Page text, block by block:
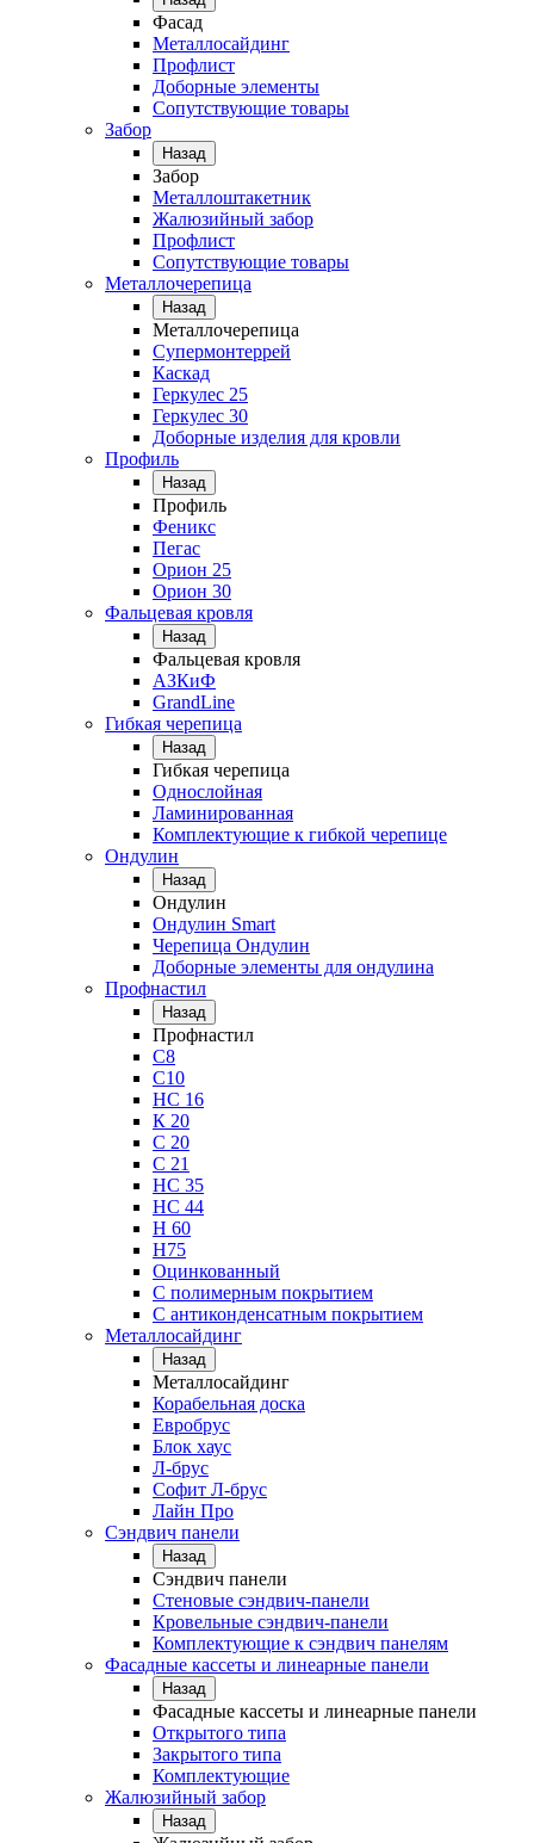
Фасад
Металлосайдинг
Профлист
Доборные элементы
Сопутствующие товары
Забор
Назад
Забор
Металлоштакетник
Жалюзийный забор
Профлист
Сопутствующие товары
Металлочерепица
Назад
Металлочерепица
Супермонтеррей
Каскад
Геркулес 25
Геркулес 30
Доборные изделия для кровли
Профиль
Назад
Профиль
Феникс
Пегас
Орион 25
Орион 30
Фальцевая кровля
Назад
Фальцевая кровля
АЗКиФ
GrandLine
Гибкая черепица
Назад
Гибкая черепица
Однослойная
Ламинированная
Комплектующие к гибкой черепице
Ондулин
Назад
Ондулин
Ондулин Smart
Черепица Ондулин
Доборные элементы для ондулина
Профнастил
Назад
Профнастил
С8
С10
НС 16
К 20
С 20
С 21
НС 35
НС 44
Н 60
Н75
Оцинкованный
С полимерным покрытием
С антиконденсатным покрытием
Металлосайдинг
Назад
Металлосайдинг
Корабельная доска
Евробрус
Блок хаус
Л-брус
Софит Л-брус
Лайн Про
Сэндвич панели
Назад
Сэндвич панели
Стеновые сэндвич-панели
Кровельные сэндвич-панели
Комплектующие к сэндвич панелям
Фасадные кассеты и линеарные панели
Назад
Фасадные кассеты и линеарные панели
Открытого типа
Закрытого типа
Комплектующие
Жалюзийный забор
Назад